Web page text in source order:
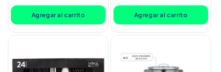
oferta
Agregar al carrito
oferta
Agregar al carrito